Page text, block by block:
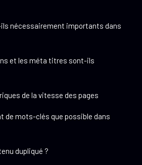
nécessairement importants dans
et les méta titres sont-ils
de la vitesse des pages
de mots-clés que possible dans
dupliqué ?